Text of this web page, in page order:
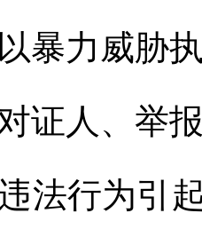
暴力威胁
人、举报
行为引起